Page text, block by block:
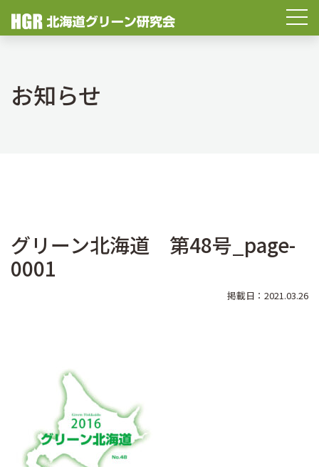
お知らせ
グリーン北海道 第48号_page-
0001
掲載日：2021.03.26